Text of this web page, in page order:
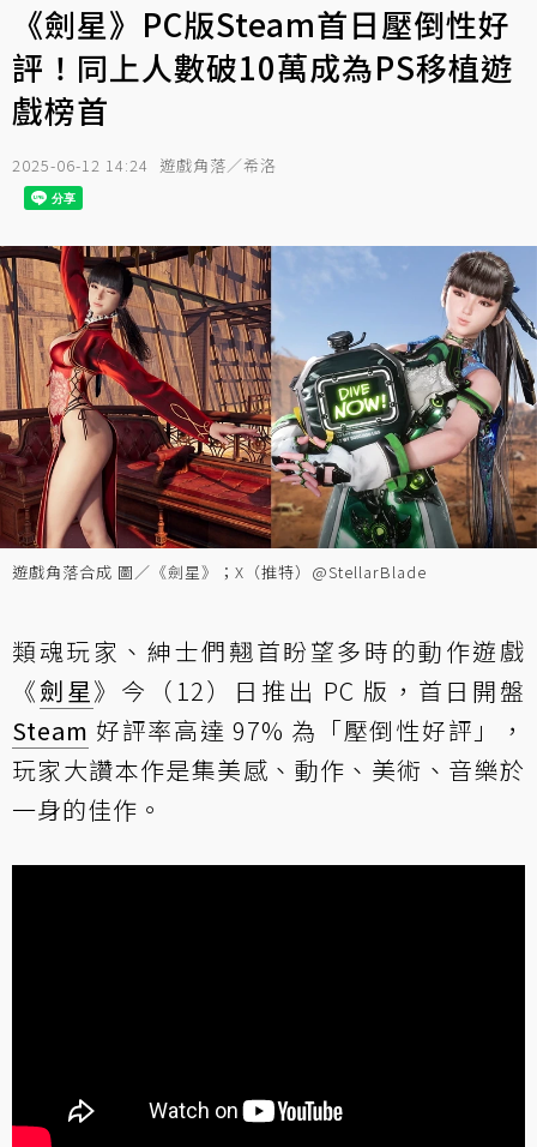
《劍星》PC版Steam首日壓倒性好
評！同上人數破10萬成為PS移植遊
戲榜首
2025-06-12 14:24 遊戲角落／希洛
遊戲角落合成 圖／《劍星》；X（推特）@StellarBlade
類魂玩家、紳士們翹首盼望多時的動作遊戲
《劍星》今（12）日推出 PC 版，首日開盤
Steam 好評率高達 97% 為「壓倒性好評」，
玩家大讚本作是集美感、動作、美術、音樂於
一身的佳作。